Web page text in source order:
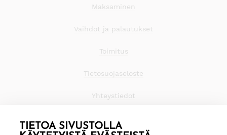
TIETOA SIVUSTOLLA
Maksaminen
Vaihdot ja palautukset
Toimitus
Tietosuojaseloste
Yhteystiedot